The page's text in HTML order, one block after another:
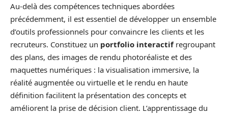
Au-delà des compétences techniques abordées
précédemment, il est essentiel de développer un ensemble
d’outils professionnels pour convaincre les clients et les
recruteurs. Constituez un portfolio interactifregroupant
des plans, des images de rendu photoréaliste et des
maquettes numériques : la visualisation immersive, la
réalité augmentée ou virtuelle et le rendu en haute
définition facilitent la présentation des concepts et
améliorent la prise de décision client. L’apprentissage du